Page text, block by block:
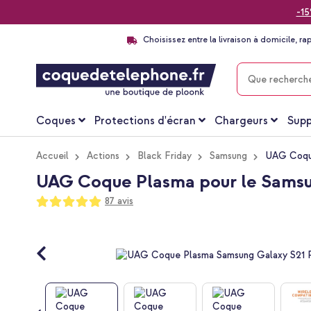
-
Choisissez entre la livraison à domicile,
CHERCHER
Coques Protections d'écran Chargeurs
Accueil Actions Black Friday Samsung UAG
UAG Coque Plasma pour le
Notation:
99
100
87 avis
la
de